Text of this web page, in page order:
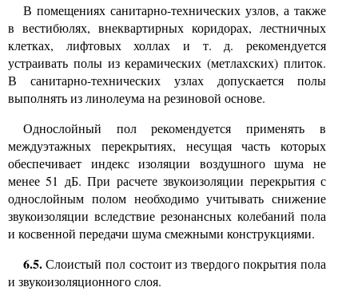
В помещениях санитарно-технических узлов, а также
в вестибюлях, внеквартирных коридорах, лестничных
клетках, лифтовых холлах и т. д. рекомендуется
устраивать полы из керамических (метлахских) плиток.
В санитарно-технических узлах допускается полы
выполнять из линолеума на резиновой основе.
Однослойный пол рекомендуется применять в
междуэтажных перекрытиях, несущая часть которых
обеспечивает индекс изоляции воздушного шума не
менее 51 дБ. При расчете звукоизоляции перекрытия с
однослойным полом необходимо учитывать снижение
звукоизоляции вследствие резонансных колебаний пола
и косвенной передачи шума смежными конструкциями.
6.5.Слоистый пол состоит из твердого покрытия пола
и звукоизоляционного слоя.